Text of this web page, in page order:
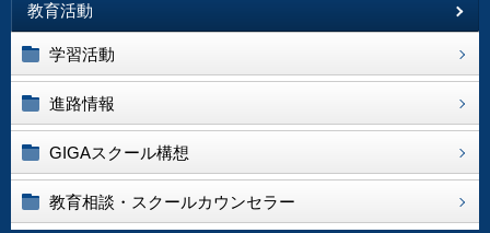
教育活動
学習活動
進路情報
GIGAスクール構想
教育相談・スクールカウンセラー